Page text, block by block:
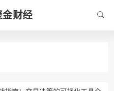
金财经